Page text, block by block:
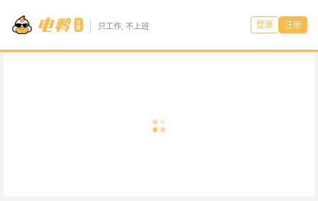
只工作, 不上班 登录 注册